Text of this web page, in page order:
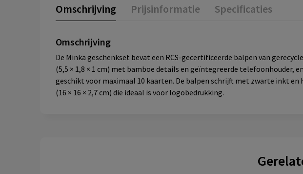
Omschrijving Prijsinformatie Specificaties
Omschrijving
De Minka geschenkset bevat een RCS-gecertificeerde balpen van
(5,5 × 1,8 × 1 cm) met bamboe details en geïntegreerde telefoonhouder,
geschikt voor maximaal 10 kaarten. De balpen schrijft met zwarte inkt en
(16 × 16 × 2,7 cm) die ideaal is voor logobedrukking.